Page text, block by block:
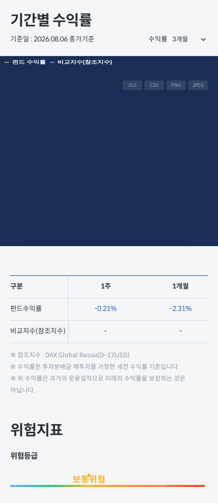
기간별 수익률
기준일 : 2026.08.06 종가기준 수익률
XLS CSV PNG JPEG
구분
펀드수익률
비교지수(참조지수)
1주 1개월
-0.21% -2.31%
- -
※ 참조지수 : DAX Global Russia[D-1](USD)
※ 수익률은 투자분배금 재투자를 가정한 세전 수익률 기준입니다
※ 위 수익률은 과거의 운용실적으로 미래의 수익률을 보장하는 것은
아닙니다.
위험지표
위험등급
보통위험